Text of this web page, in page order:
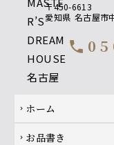
〒450-6613
愛知県 名古屋市
call
Footer navigation
chevron_right ホーム
chevron_right お品書き